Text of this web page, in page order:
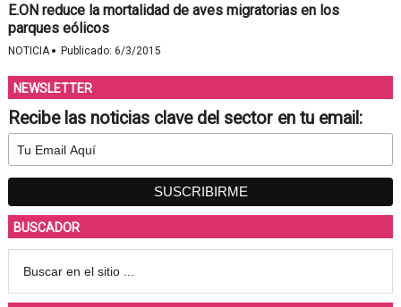
E.ON reduce la mortalidad de aves migratorias en los
parques eólicos
NOTICIA· Publicado: 6/3/2015
NEWSLETTER
Recibe las noticias clave del sector en tu email:
BUSCADOR